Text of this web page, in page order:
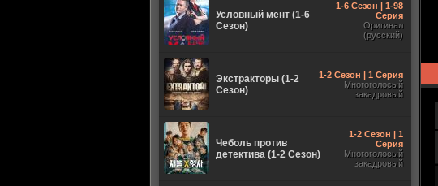
Условный мент (1-6
Сезон)
1-6 Сезон | 1-98
Серия
Оригинал
(русский)
Экстракторы (1-2
Сезон)
1-2 Сезон | 1 Серия
Многоголосый
закадровый
Чеболь против
детектива (1-2 Сезон)
1-2 Сезон | 1
Серия
Многоголосый
закадровый